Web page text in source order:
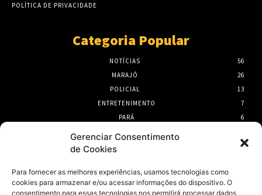
Gerenciar Consentimento
de Cookies
Para fornecer as melhores experiências, usamos tecnologias como
cookies para armazenar e/ou acessar informações do dispositivo. O
consentimento para essas tecnologias nos permitirá processar dados
POLÍTICA DE PRIVACIDADE
Categoria Popular
NOTÍCIAS
56
MARAJÓ
26
POLICIAL
13
ENTRETENIMENTO
7
PARÁ
6
- Publicidade -